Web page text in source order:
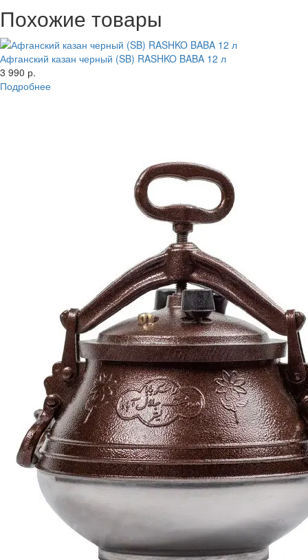
Похожие товары
Афганский казан черный (SB) RASHKO BABA 12 л
3 990 р.
Подробнее